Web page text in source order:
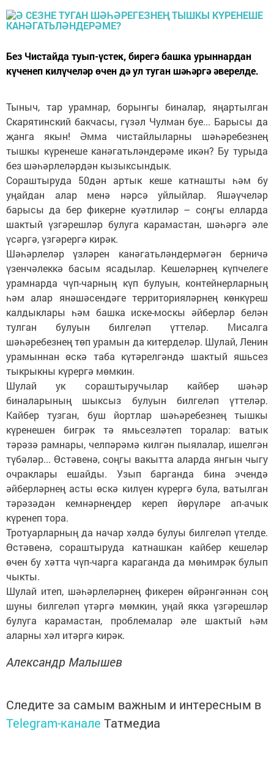
Без Чистайда туып-үстек, бирегә башка урыннардан
күченеп килүчеләр өчен дә ул туган шәһәргә әверелде.
Тыныч, тар урамнар, борынгы биналар, яңартылган
Скарятинский бакчасы, гүзәл Чулман буе... Барысы да
җанга якын! Әмма чистайлыларны шәһәребезнең
тышкы күренеше канәгатьләндерәме икән? Бу турыда
без шәһәрлеләрдән кызыксындык.
Сораштыруда 50дән артык кеше катнашты һәм бу
уңайдан алар менә нәрсә уйлыйлар. Яшәүчеләр
барысы да бер фикерне куәтлиләр – соңгы елларда
шактый үзгәрешләр булуга карамастан, шәһәргә әле
үсәргә, үзгәрергә кирәк.
Шәһәрлеләр үзләрен канәгатьлән­дер­мәгән берничә
үзенчәлеккә ба­сым ясадылар. Кешеләрнең күпче­леге
урамнарда чүп-чарның күп булуын, контейнерларның
һәм алар янәшәсендәге территорияләрнең көн­күреш
калдыклары һәм башка иске-москы әйберләр белән
тулган булуын билгеләп үттеләр. Мисалга
шәһәребезнең төп урамын да китерделәр. Шулай, Ленин
урамыннан өскә таба күтәрелгәндә шактый яшьсез
тыкрыкны күрергә мөмкин.
Шулай ук сораштыручылар кайбер шәһәр
биналарының шыксыз булуын билгеләп үттеләр.
Кайбер тузган, буш йортлар шәһәребезнең тышкы
күренешен бигрәк тә ямьсезләтеп торалар: ватык
тәрәзә рамнары, челпәрәмә килгән пыялалар, ишелгән
түбәләр... Өстәвенә, соңгы вакытта аларда янгын чыгу
очраклары ешайды. Узып барганда бина эчендә
әйберләрнең асты өскә килүен күрергә була, ватылган
тәрәзәдән кемнәрнеңдер кереп йөрүләре ап-ачык
күренеп тора.
Тротуарларның да начар хәлдә булуы билгеләп үтелде.
Өстәвенә, сораштыруда катнашкан кайбер кешеләр
өчен бу хәтта чүп-чарга караганда да мөһимрәк булып
чыкты.
Шулай итеп, шәһәрлеләрнең фикерен өйрәнгәннән соң
шуны билгеләп үтәргә мөмкин, уңай якка үзгәрешләр
булуга карамастан, проб­лемалар әле шактый һәм
аларны хәл итәргә кирәк.
Александр Малышев
Следите за самым важным и интересным в
Telegram-канале Татмедиа